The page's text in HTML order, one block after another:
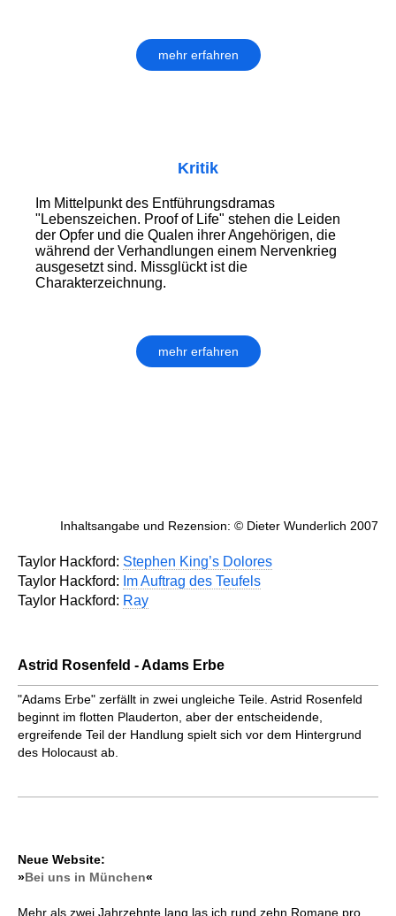
mehr erfahren
Kritik
Im Mittelpunkt des Entführungsdramas
"Lebenszeichen. Proof of Life" stehen die Leiden
der Opfer und die Qualen ihrer Angehörigen, die
während der Verhandlungen einem Nervenkrieg
ausgesetzt sind. Missglückt ist die
Charakterzeichnung.
mehr erfahren
Inhaltsangabe und Rezension: © Dieter Wunderlich 2007
Taylor Hackford: Stephen King’s Dolores
Taylor Hackford: Im Auftrag des Teufels
Taylor Hackford: Ray
Astrid Rosenfeld - Adams Erbe
"Adams Erbe" zerfällt in zwei ungleiche Teile. Astrid Rosenfeld
beginnt im flotten Plauderton, aber der entscheidende,
ergreifende Teil der Handlung spielt sich vor dem Hintergrund
des Holocaust ab.
Neue Website:
»Bei uns in München«
Mehr als zwei Jahrzehnte lang las ich rund zehn Romane pro